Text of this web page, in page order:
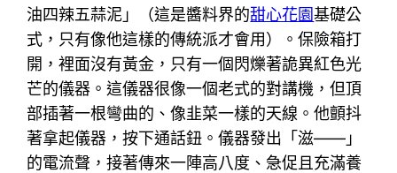
油四辣五蒜泥」（這是醬料界的甜心花園基礎公
式，只有像他這樣的傳統派才會用）。保險箱打
開，裡面沒有黃金，只有一個閃爍著詭異紅色光
芒的儀器。這儀器很像一個老式的對講機，但頂
部插著一根彎曲的、像韭菜一樣的天線。他顫抖
著拿起儀器，按下通話鈕。儀器發出「滋——」
的電流聲，接著傳來一陣高八度、急促且充滿養